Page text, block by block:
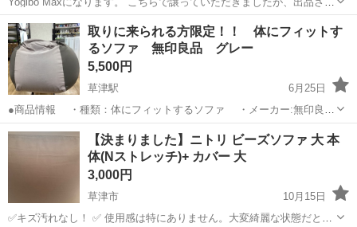
ていただきます。 何かご不明な点がございましたらお問い合わせくだ
さい。
滋賀 東近江市 能登川駅 ソファ Yogibo
取りに来られる方限定！！ 体にフィットす
るソファ 無印良品 グレー
5,500円
草津駅
6月25日
●商品情報 ・種類：体にフィットするソファ ・メーカー:無印良品
・色：グレー ・サイズ(約)ソファー：幅60×奥行き64×高さ45cm
・店舗管理番号：1085000150596 ●詳細な状...
滋賀 草津市 草津駅 ソファ 体にフィットするソファ
【決まりました】ニトリ ビーズソファ 大 本
体(Nストレッチ)+ カバー 大
3,000円
草津市
10月15日
✅キズ汚れなし！ ✅ 使用感は特にありません。大変綺麗な状態だと思